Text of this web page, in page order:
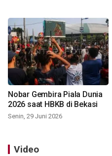
Nobar Gembira Piala Dunia
2026 saat HBKB di Bekasi
Senin, 29 Juni 2026
Video